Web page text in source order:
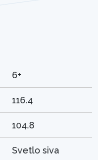
6+
116.4
104.8
Svetlo siva